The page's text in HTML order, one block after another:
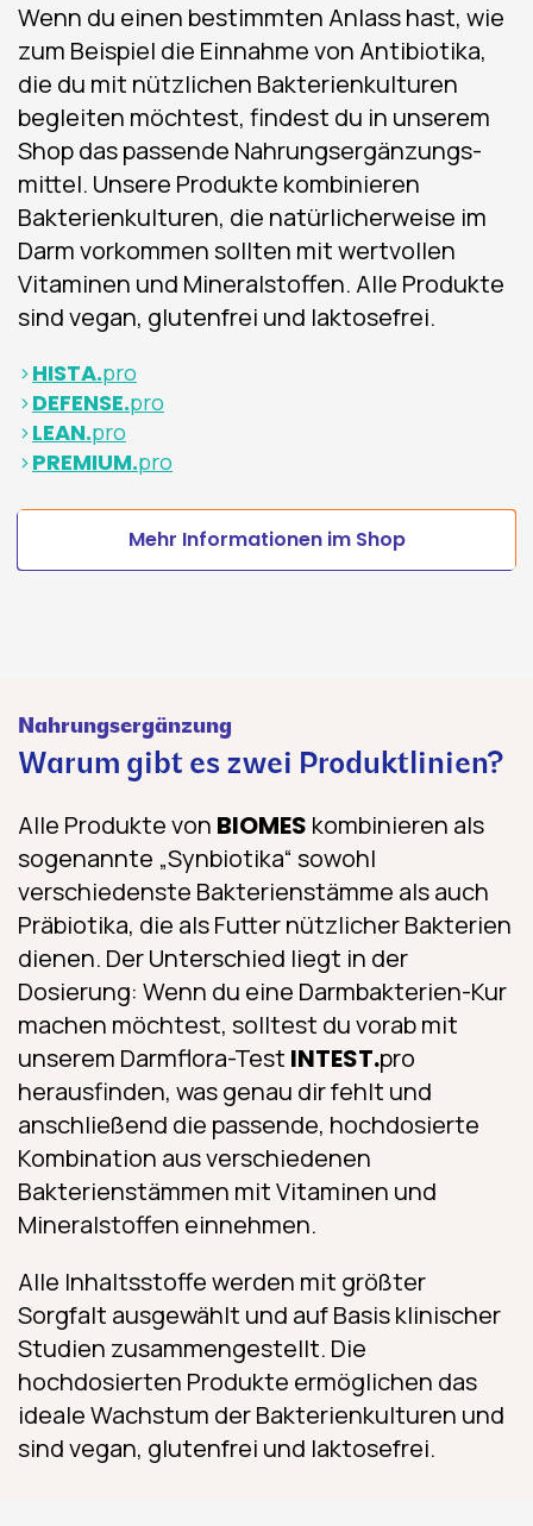
Wenn du einen bestimmten Anlass hast, wie
zum Beispiel die Einnahme von Antibiotika,
die du mit nützlichen Bakterien­kulturen
begleiten möchtest, findest du in unserem
Shop das passende Nahrungs­ergänzungs­
mittel. Unsere Produkte kombinieren
Bakterien­kulturen, die natürlicherweise im
Darm vorkommen sollten mit wertvollen
Vitaminen und Mineralstoffen. Alle Produkte
sind vegan, glutenfrei und laktosefrei.
HISTA.pro
DEFENSE.pro
LEAN.pro
PREMIUM.pro
Mehr Informationen im Shop
Nahrungsergänzung
Warum gibt es zwei Produktlinien?
Alle Produkte von BIOMES kombinieren als
sogenannte „Synbiotika“ sowohl
verschiedenste Bakterienstämme als auch
Präbiotika, die als Futter nützlicher Bakterien
dienen. Der Unterschied liegt in der
Dosierung: Wenn du eine Darmbakterien-Kur
machen möchtest, solltest du vorab mit
unserem Darmflora-Test INTEST.pro
herausfinden, was genau dir fehlt und
anschließend die passende, hochdosierte
Kombination aus verschiedenen
Bakterienstämmen mit Vitaminen und
Mineralstoffen einnehmen.
Alle Inhaltsstoffe werden mit größter
Sorgfalt ausgewählt und auf Basis klinischer
Studien zusammengestellt. Die
hochdosierten Produkte ermöglichen das
ideale Wachstum der Bakterien­kulturen und
sind vegan, glutenfrei und laktosefrei.